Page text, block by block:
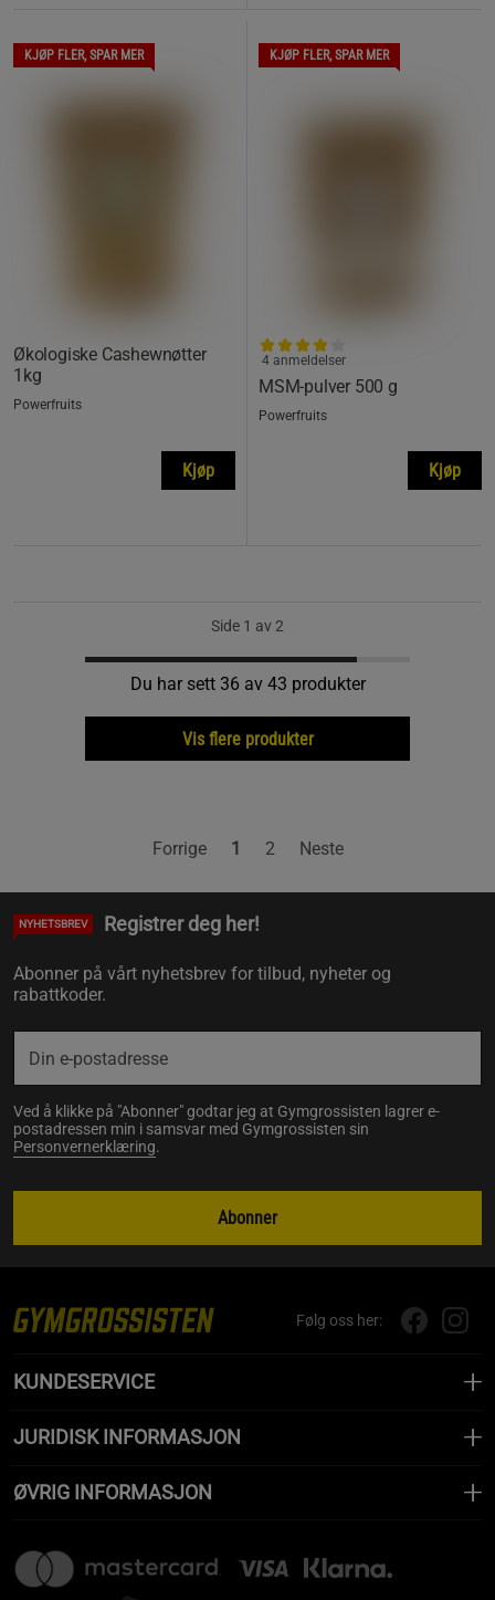
KJØP FLER, SPAR MER
Økologiske Cashewnøtter
1kg
Powerfruits
Kjøp
KJØP FLER, SPAR MER
MSM-pulver 500 g
4 anmeldelser
Powerfruits
Kjøp
Side 1 av 2
Du har sett 36 av 43 produkter
Vis flere produkter
Forrige 1 2 Neste
NYHETSBREV Registrer deg her!
Abonner på vårt nyhetsbrev for tilbud, nyheter og
rabattkoder.
Ved å klikke på "Abonner" godtar jeg at Gymgrossisten lagrer e-
postadressen min i samsvar med Gymgrossisten sin
Personvernerklæring.
Abonner
Følg oss her:
KUNDESERVICE
JURIDISK INFORMASJON
ØVRIG INFORMASJON